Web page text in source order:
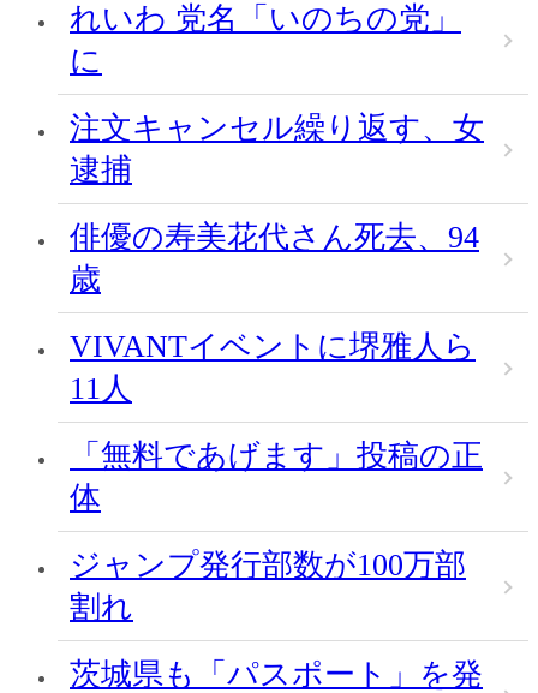
れいわ 党名「いのちの党」
に
注文キャンセル繰り返す、女
逮捕
俳優の寿美花代さん死去、94
歳
VIVANTイベントに堺雅人ら
11人
「無料であげます」投稿の正
体
ジャンプ発行部数が100万部
割れ
茨城県も「パスポート」を発